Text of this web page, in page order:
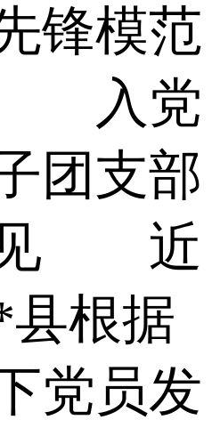
锋模范
入党
团支部
见 近
根据
党员发